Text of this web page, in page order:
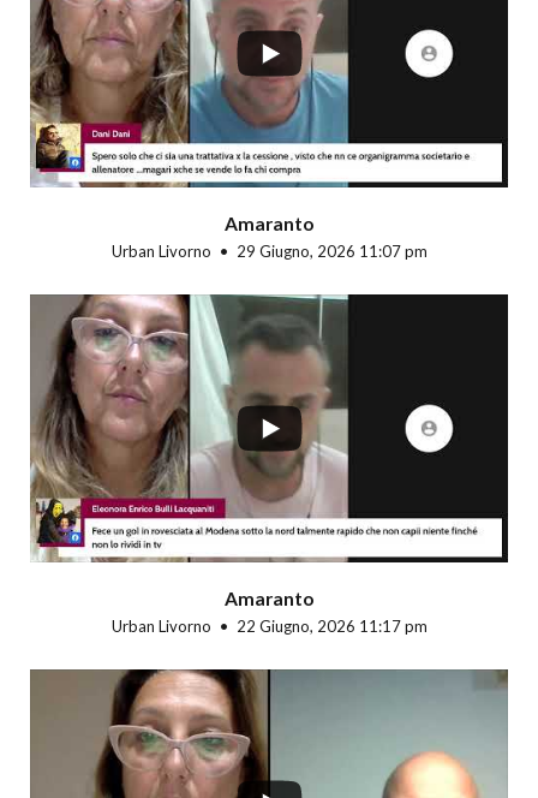
Amaranto
Urban Livorno 29 Giugno, 2026 11:07 pm
Amaranto
Urban Livorno 22 Giugno, 2026 11:17 pm